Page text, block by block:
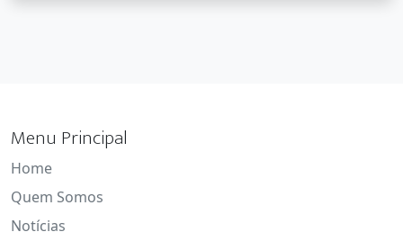
Menu Principal
Home
Quem Somos
Notícias